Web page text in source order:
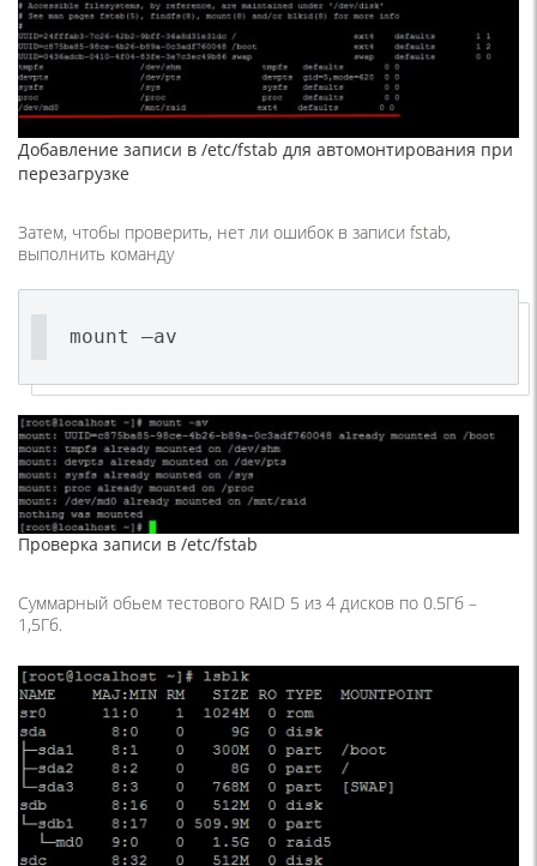
Добавление записи в /etc/fstab для автомонтирования при
перезагрузке
Затем, чтобы проверить, нет ли ошибок в записи fstab,
выполнить команду
mount –av
Проверка записи в /etc/fstab
Суммарный обьем тестового RAID 5 из 4 дисков по 0.5Гб –
1,5Гб.